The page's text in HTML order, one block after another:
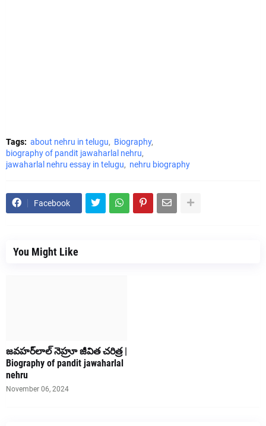
Tags: about nehru in telugu
Biography
biography of pandit jawaharlal nehru
jawaharlal nehru essay in telugu
nehru biography
Facebook
You Might Like
జవహర్‌లాల్ నెహ్రూ జీవిత చరిత్ర |
Biography of pandit jawaharlal
nehru
November 06, 2024